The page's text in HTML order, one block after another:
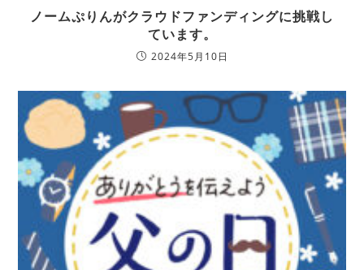
ノームぷりんがクラウドファンディングに挑戦し
ています。
2024年5月10日